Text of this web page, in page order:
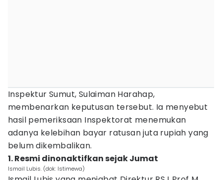
Inspektur Sumut, Sulaiman Harahap,
membenarkan keputusan tersebut. Ia menyebut
hasil pemeriksaan Inspektorat menemukan
adanya kelebihan bayar ratusan juta rupiah yang
belum dikembalikan.
1. Resmi dinonaktifkan sejak Jumat
Ismail Lubis. (dok: Istimewa)